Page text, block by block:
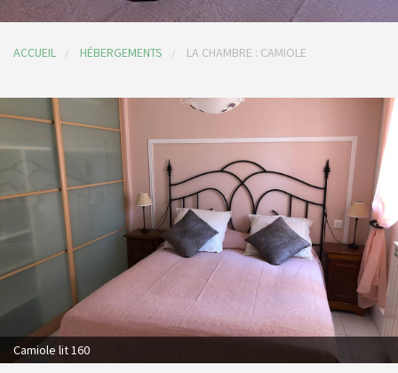
ACCUEIL HÉBERGEMENTS LA CHAMBRE : CAMIOLE
Camiole lit 160